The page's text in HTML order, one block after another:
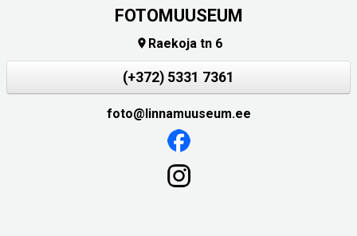
FOTOMUUSEUM
 Raekoja tn 6
(+372) 5331 7361
foto@linnamuuseum.ee